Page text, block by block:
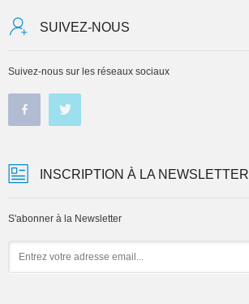
SUIVEZ-NOUS
Suivez-nous sur les réseaux sociaux
INSCRIPTION À LA NEWSLETTER
S'abonner à la Newsletter